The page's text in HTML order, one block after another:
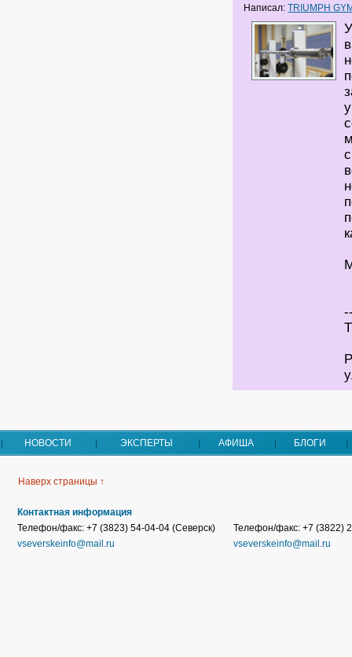
Написал:TRIUMPH
НОВОСТИ ЭКСПЕРТЫ АФИША БЛОГИ
Наверх страницы ↑
Контактная информация
Телефон/факс: +7 (3823) 54-04-04 (Северск)
vseverskeinfo@mail.ru
Телефон/факс: +7 (3822)
vseverskeinfo@mail.ru